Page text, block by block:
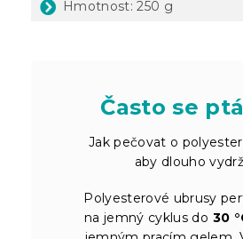
Hmotnost: 250 g
Často se
Jak pečovat o
aby dlouho
Polyesterové ubrusy
na jemný cyklus do 30